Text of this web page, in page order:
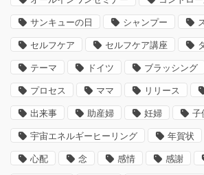
サンキューの日 シャンプー
セルフケア セルフケア講座
テーマ ドイツ ブラッシング
プロセス ママ リリース
出来事 助産婦 妊婦 子
宇宙エネルギーヒーリング 年賀状
心配 念 感情 感謝